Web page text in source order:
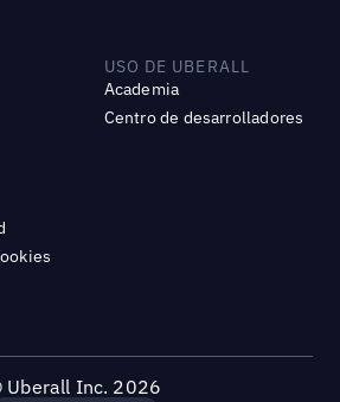
USO DE UBERALL
Academia
Centro de desarrolladores
Uberall Inc. 2026